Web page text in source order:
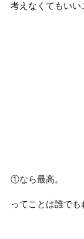
考えなくてもいい
①なら最高。
ってことは誰でも